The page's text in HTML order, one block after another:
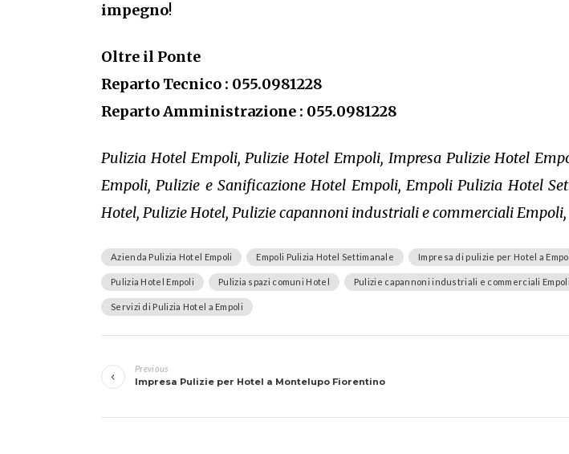
impegno!
Oltre il Ponte
Reparto Tecnico : 055.0981228
Reparto Amministrazione : 055.0981228
Pulizia Hotel Empoli, Pulizie Hotel Empoli, Impresa Pulizie Hotel
Empoli, Pulizie e Sanificazione Hotel Empoli, Empoli Pulizia Hotel
Hotel, Pulizie Hotel, Pulizie capannoni industriali e commerciali
Azienda Pulizia Hotel Empoli Empoli Pulizia Hotel Settimanale Impresa di pulizie per Hotel a
Pulizia Hotel Empoli Pulizia spazi comuni Hotel Pulizie capannoni industriali e commerciali Empoli
Servizi di Pulizia Hotel a Empoli
articoli
Previous
Impresa Pulizie per Hotel a Montelupo Fiorentino